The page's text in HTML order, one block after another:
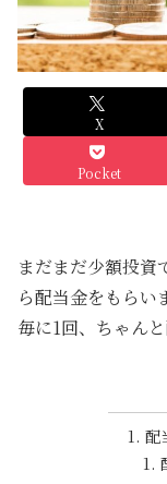
X
Pocket
まだまだ少額投資
ら配当金をもら
毎に1回、ちゃん
配